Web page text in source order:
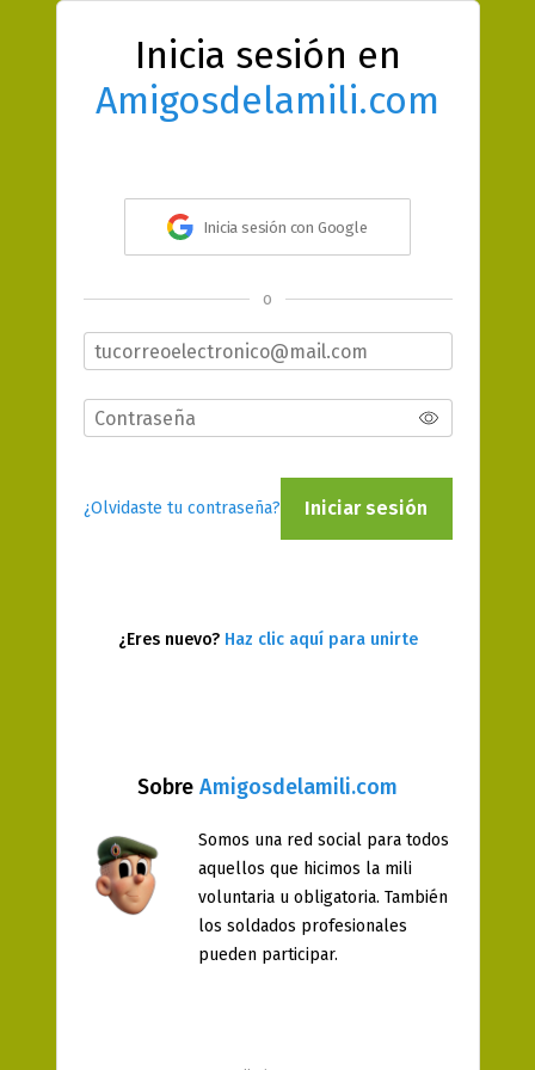
Sobre Amigosdelamili.com
Somos una red social para todos
aquellos que hicimos la mili
voluntaria u obligatoria. También
los soldados profesionales
pueden participar.
Inicia sesión en
Amigosdelamili.com
Inicia sesión con Google
o
¿Olvidaste tu contraseña? Iniciar sesión
¿Eres nuevo? Haz clic aquí para unirte